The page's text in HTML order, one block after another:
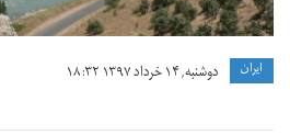
ايران دوشنبه, ۱۴ خرداد ۱۳۹۷ ۱۸:۳۲